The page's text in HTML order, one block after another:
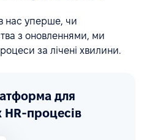
нас уперше, чи
з оновленнями, ми
за лічені хвилини.
для
HR-процесів